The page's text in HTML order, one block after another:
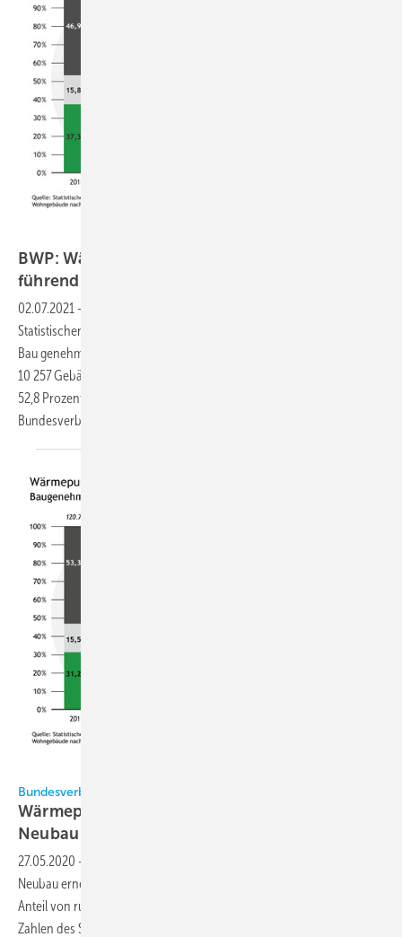
BWP: Wärmepumpen im Neubau weiter
führend
02.07.2021 -
Statistischen Bundesamts insgesamt 124 596 Wohngebäude für den
Bau genehmigt worden. Davon sollen 55 544 mit Umweltwärme und
10 257 Gebäude mit Erdwärme beheizt werden – insgesamt sind das
52,8 Prozent der genehmigten Wohngebäude, so der
Bundesverband...
Bundesverband Wärmepumpe e.V. (BWP)
Wärmepumpe verteidigt Spitzenposition im
Neubau
27.05.2020 -
Neubau erneut ein deutliches Plus bei Wärmepumpen. Mit einem
Anteil von rund 46 Prozent vergrößerten sie nach den aktuellen
Zahlen des Statistischen Bundesamtes ihren Vorsprung vor dem